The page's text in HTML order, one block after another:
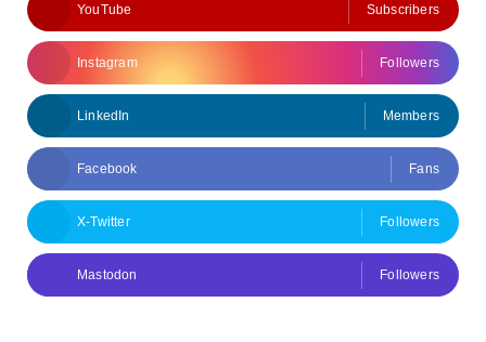
YouTube Subscribers
Instagram Followers
LinkedIn Members
Facebook Fans
X-Twitter Followers
Mastodon Followers